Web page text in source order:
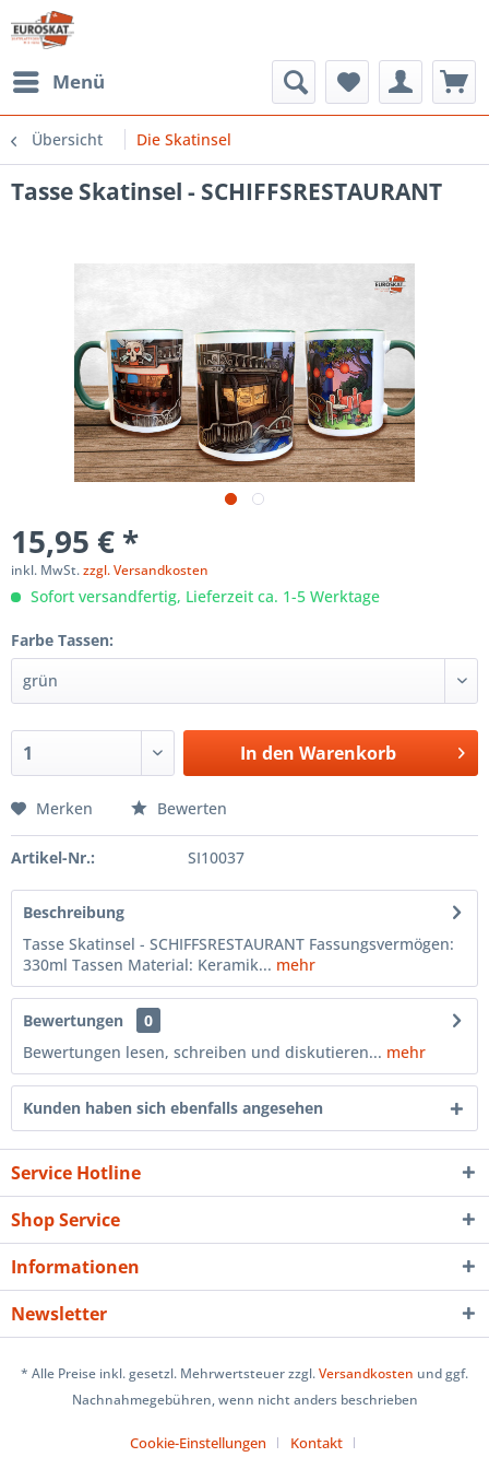
Menü
Übersicht Die Skatinsel
Tasse Skatinsel - SCHIFFSRESTAURANT
15,95 € *
inkl. MwSt.zzgl. Versandkosten
Sofort versandfertig, Lieferzeit ca. 1-5 Werktage
Farbe Tassen:
In den Warenkorb
Merken Bewerten
Artikel-Nr.: SI10037
Beschreibung
Tasse Skatinsel - SCHIFFSRESTAURANT Fassungsvermögen:
330ml Tassen Material: Keramik... mehr
Bewertungen
0
Bewertungen lesen, schreiben und diskutieren... mehr
Kunden haben sich ebenfalls angesehen
Service Hotline
Shop Service
Informationen
Newsletter
* Alle Preise inkl. gesetzl. Mehrwertsteuer zzgl.Versandkosten und ggf.
Nachnahmegebühren, wenn nicht anders beschrieben
Cookie-Einstellungen Kontakt